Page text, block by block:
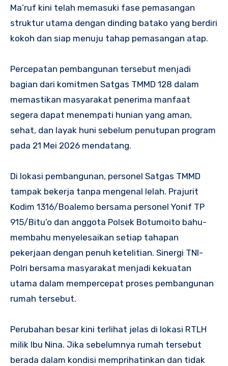
Ma’ruf kini telah memasuki fase pemasangan
struktur utama dengan dinding batako yang berdiri
kokoh dan siap menuju tahap pemasangan atap.
Percepatan pembangunan tersebut menjadi
bagian dari komitmen Satgas TMMD 128 dalam
memastikan masyarakat penerima manfaat
segera dapat menempati hunian yang aman,
sehat, dan layak huni sebelum penutupan program
pada 21 Mei 2026 mendatang.
Di lokasi pembangunan, personel Satgas TMMD
tampak bekerja tanpa mengenal lelah. Prajurit
Kodim 1316/Boalemo bersama personel Yonif TP
915/Bitu’o dan anggota Polsek Botumoito bahu-
membahu menyelesaikan setiap tahapan
pekerjaan dengan penuh ketelitian. Sinergi TNI-
Polri bersama masyarakat menjadi kekuatan
utama dalam mempercepat proses pembangunan
rumah tersebut.
Perubahan besar kini terlihat jelas di lokasi RTLH
milik Ibu Nina. Jika sebelumnya rumah tersebut
berada dalam kondisi memprihatinkan dan tidak